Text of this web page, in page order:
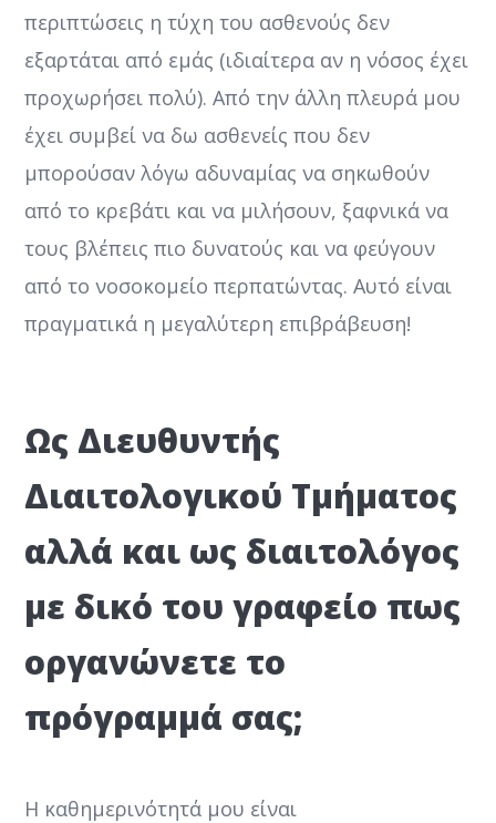
περιπτώσεις η τύχη του ασθενούς δεν
εξαρτάται από εμάς (ιδιαίτερα αν η νόσος έχει
προχωρήσει πολύ). Από την άλλη πλευρά μου
έχει συμβεί να δω ασθενείς που δεν
μπορούσαν λόγω αδυναμίας να σηκωθούν
από το κρεβάτι και να μιλήσουν, ξαφνικά να
τους βλέπεις πιο δυνατούς και να φεύγουν
από το νοσοκομείο περπατώντας. Αυτό είναι
πραγματικά η μεγαλύτερη επιβράβευση!
Ως Διευθυντής
Διαιτολογικού Τμήματος
αλλά και ως διαιτολόγος
με δικό του γραφείο πως
οργανώνετε το
πρόγραμμά σας;
Η καθημερινότητά μου είναι